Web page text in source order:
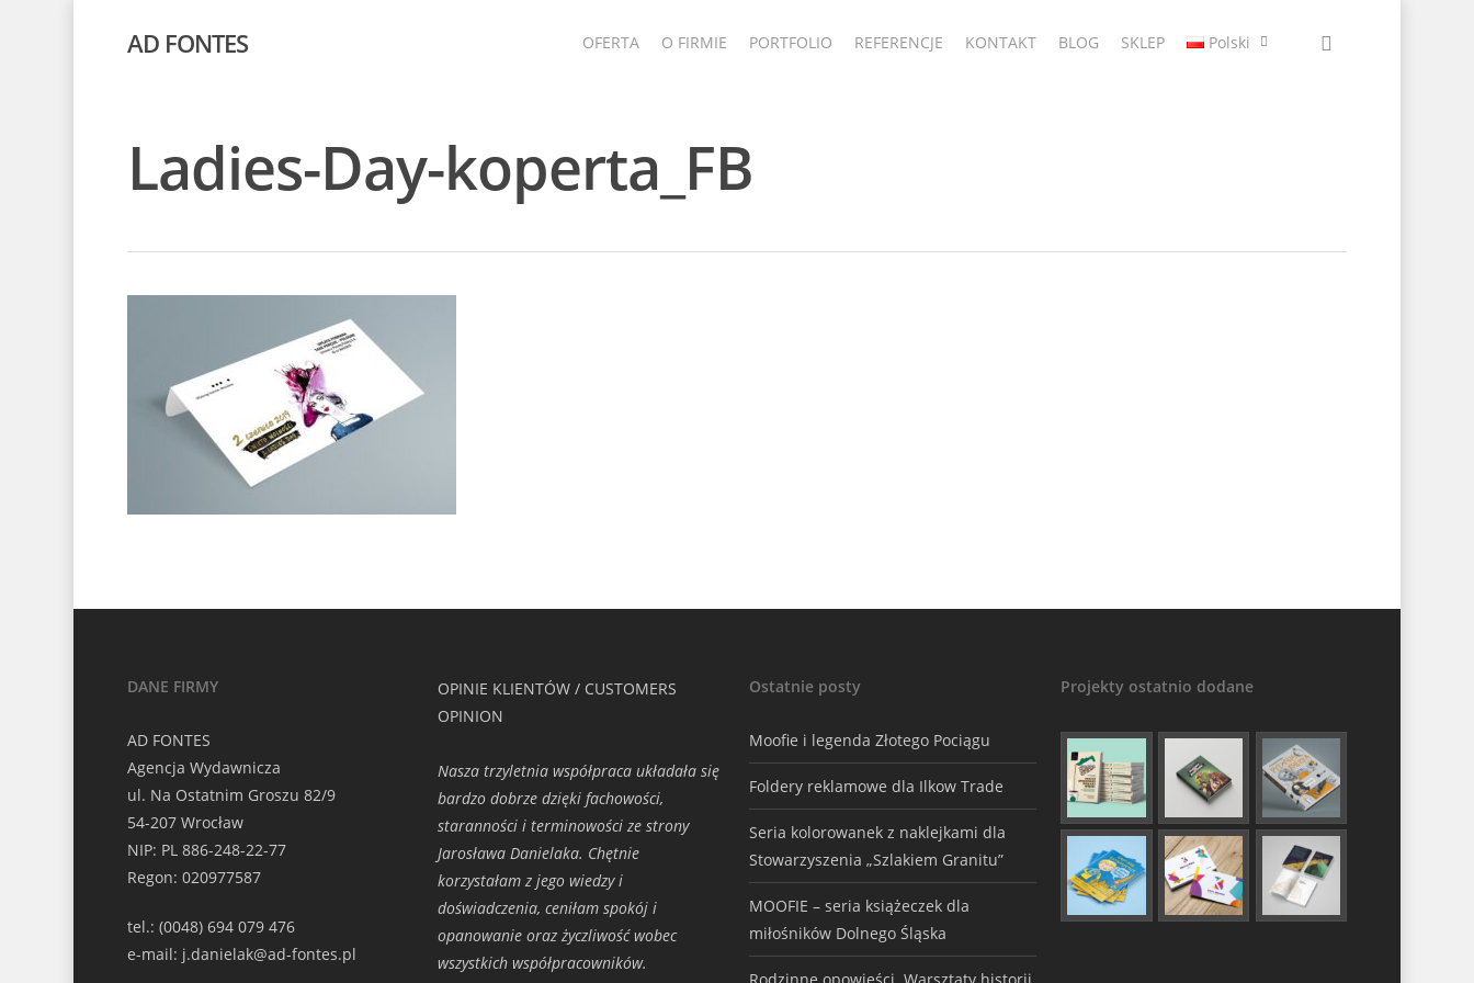
AD FONTES OFERTA O FIRMIE PORTFOLIO REFERENCJE KONTAKT BLOG SKLEP Polski
Ladies-Day-koperta_FB
DANE FIRMY
AD FONTES
Agencja Wydawnicza
ul. Na Ostatnim Groszu 82/9
54-207 Wrocław
NIP: PL 886-248-22-77
Regon: 020977587
tel.: (0048) 694 079 476
e-mail: j.danielak@ad-fontes.pl
OPINIE KLIENTÓW / CUSTOMERS
OPINION
Nasza trzyletnia współpraca układała się
bardzo dobrze dzięki fachowości,
staranności i terminowości ze strony
Jarosława Danielaka. Chętnie
korzystałam z jego wiedzy i
doświadczenia, ceniłam spokój i
opanowanie oraz życzliwość wobec
wszystkich współpracowników.
Ostatnie posty
Moofie i legenda Złotego Pociągu
Foldery reklamowe dla Ilkow Trade
Seria kolorowanek z naklejkami dla
Stowarzyszenia „Szlakiem Granitu”
MOOFIE – seria książeczek dla
miłośników Dolnego Śląska
Projekty ostatnio dodane